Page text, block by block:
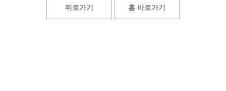
뒤로가기 홈 바로가기